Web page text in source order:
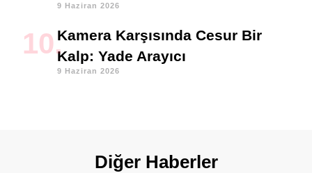
9 Haziran 2026
Kamera Karşısında Cesur Bir
Kalp: Yade Arayıcı
9 Haziran 2026
Diğer Haberler